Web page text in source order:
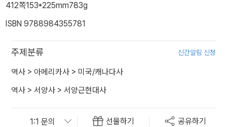
412쪽153*225mm783g
ISBN 9788984355781
주제분류 신간알림 신청
역사 > 아메리카사 > 미국/캐나다사
역사 > 서양사 > 서양근현대사
선물하기 공유하기